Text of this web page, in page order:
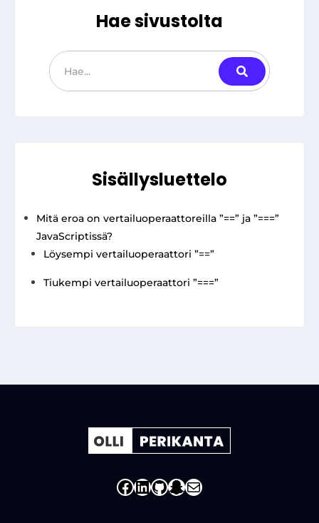
Hae sivustolta
Sisällysluettelo
Mitä eroa on vertailuoperaattoreilla ”==” ja ”===”
JavaScriptissä?
Löysempi vertailuoperaattori ”==”
Tiukempi vertailuoperaattori ”===”
Facebook Profiili
LinkedIn
Github Profiili
Snapchat
Sähköposti